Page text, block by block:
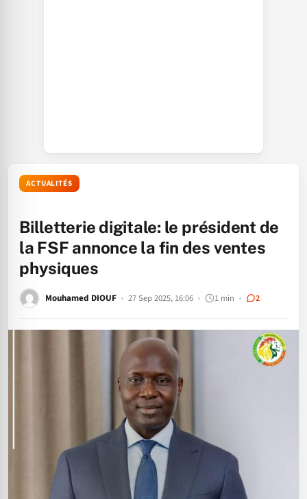
ACTUALITÉS
Billetterie digitale: le président de
la FSF annonce la fin des ventes
physiques
Mouhamed DIOUF 27 Sep 2025, 16:06 1 min 2